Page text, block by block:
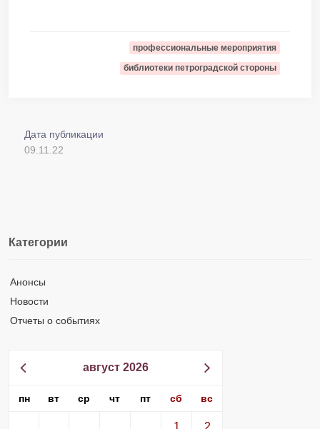
профессиональные мероприятия
библиотеки петроградской стороны
Дата публикации
09.11.22
Категории
Анонсы
Новости
Отчеты о событиях
август 2026
пн вт ср чт пт сб вс
1 2